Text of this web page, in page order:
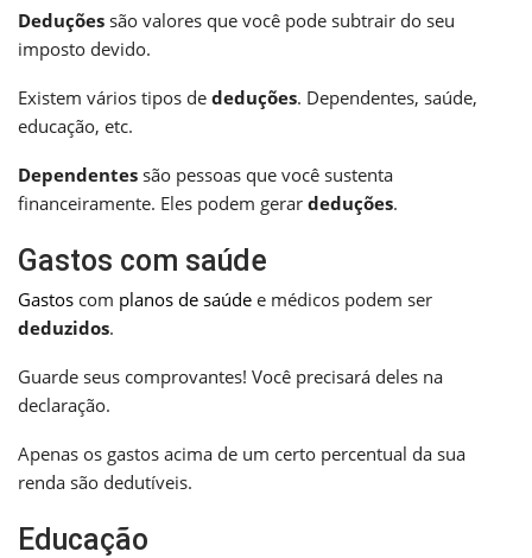
Deduções são valores que você pode subtrair do seu
imposto devido.
Existem vários tipos de deduções. Dependentes, saúde,
educação, etc.
Dependentes são pessoas que você sustenta
financeiramente. Eles podem gerar deduções.
Gastos com saúde
Gastos com planos de saúde e médicos podem ser
deduzidos.
Guarde seus comprovantes! Você precisará deles na
declaração.
Apenas os gastos acima de um certo percentual da sua
renda são dedutíveis.
Educação